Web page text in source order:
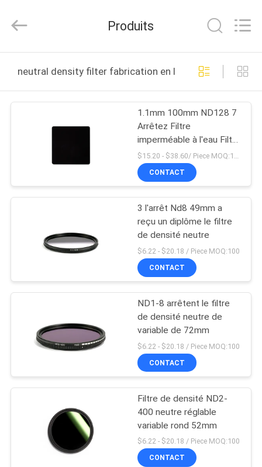
PRODUITS
NOUS
VISITE
D'USINE
CONTRÔLE
QUALITÉ
NOUS
DEMANDEZ
Technology
Reserved.
Produits
neutral density filter fabrication en ligne
1.1mm 100mm ND128 7
Arrêtez Filtre
imperméable à l'eau Filtre
à densité neutre
Couches multicouches
Caméra Filtres de
$15.20 - $38.60/ Piece MOQ:100
CONTACT
3 l'arrêt Nd8 49mm a
reçu un diplôme le filtre
de densité neutre
$6.22 - $20.18 / Piece MOQ:100
CONTACT
ND1-8 arrêtent le filtre
de densité neutre de
variable de 72mm
$6.22 - $20.18 / Piece MOQ:100
CONTACT
Filtre de densité ND2-
400 neutre réglable
variable rond 52mm
$6.22 - $20.18 / Piece MOQ:100
CONTACT